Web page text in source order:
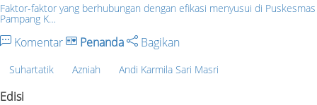
Faktor-faktor yang berhubungan dengan efikasi menyusui di Puskesmas
Pampang K…
Komentar Penanda Bagikan
Suhartatik Azniah Andi Karmila Sari Masri
Edisi